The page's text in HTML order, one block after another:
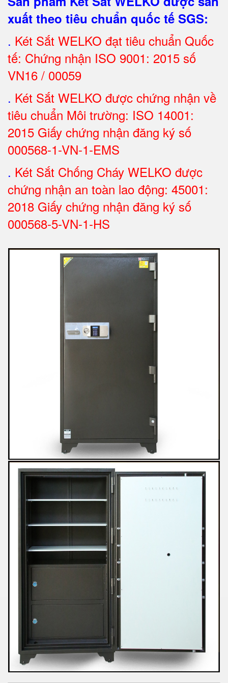
xuất theo tiêu chuẩn quốc tế SGS:
. Két Sắt WELKO đạt tiêu chuẩn Quốc
tế: Chứng nhận ISO 9001: 2015 số
VN16 / 00059
. Két Sắt WELKO được chứng nhận về
tiêu chuẩn Môi trường: ISO 14001:
2015 Giấy chứng nhận đăng ký số
000568-1-VN-1-EMS
. Két Sắt Chống Cháy WELKO được
chứng nhận an toàn lao động: 45001:
2018 Giấy chứng nhận đăng ký số
000568-5-VN-1-HS